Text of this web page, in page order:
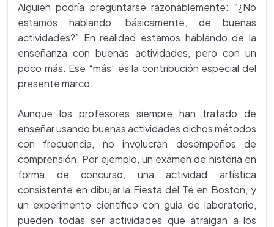
Alguien podría preguntarse razonablemente: “¿No
estamos hablando, básicamente, de buenas
actividades?” En realidad estamos hablando de la
enseñanza con buenas actividades, pero con un
poco más. Ese “más” es la contribución especial del
presente marco.
Aunque los profesores siempre han tratado de
enseñar usando buenas actividades dichos métodos
con frecuencia, no involucran desempeños de
comprensión. Por ejemplo, un examen de historia en
forma de concurso, una actividad artística
consistente en dibujar la Fiesta del Té en Boston, y
un experimento científico con guía de laboratorio,
pueden todas ser actividades que atraigan a los